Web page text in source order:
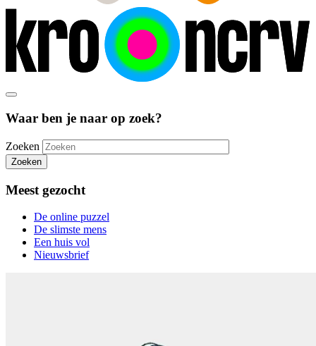
Waar ben je naar op zoek?
Zoeken
Zoeken
Meest gezocht
De online puzzel
De slimste mens
Een huis vol
Nieuwsbrief